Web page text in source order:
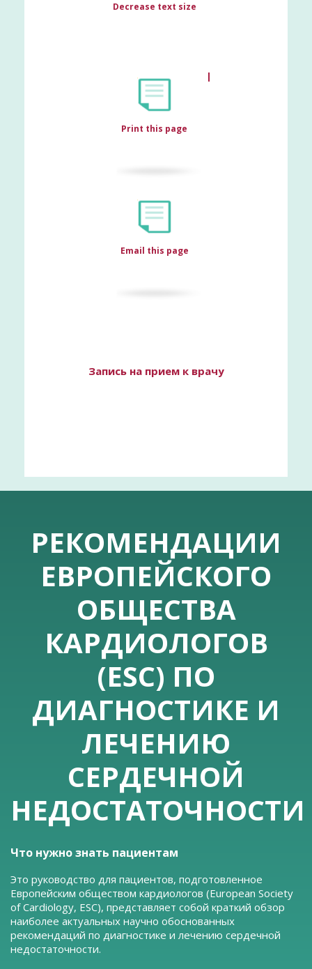
Decrease text size
Print this page
Email this page
Запись на прием к врачу
РЕКОМЕНДАЦИИ
ЕВРОПЕЙСКОГО
ОБЩЕСТВА
КАРДИОЛОГОВ
(ESC) ПО
ДИАГНОСТИКЕ И
ЛЕЧЕНИЮ
СЕРДЕЧНОЙ
НЕДОСТАТОЧНОСТИ
Что нужно знать пациентам
Это руководство для пациентов, подготовленное
Европейским обществом кардиологов (European Society
of Cardiology, ESC), представляет собой краткий обзор
наиболее актуальных научно обоснованных
рекомендаций по диагностике и лечению сердечной
недостаточности.